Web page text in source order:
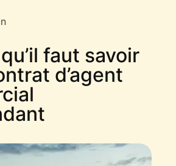
faut savoir
d’agent